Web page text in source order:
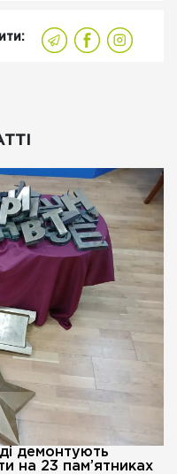
демонтують
на 23 пам’ятниках